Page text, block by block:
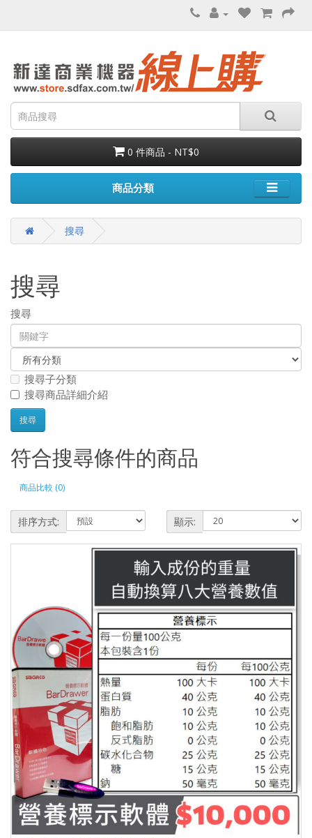
0 件商品 - NT$0
商品分類
搜尋
搜尋
搜尋
搜尋子分類
搜尋商品詳細介紹
符合搜尋條件的商品
商品比較 (0)
排序方式: 顯示: